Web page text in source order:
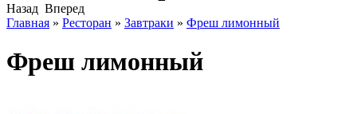
Назад Вперед
Главная » Ресторан » Завтраки » Фреш лимонный
Фреш лимонный